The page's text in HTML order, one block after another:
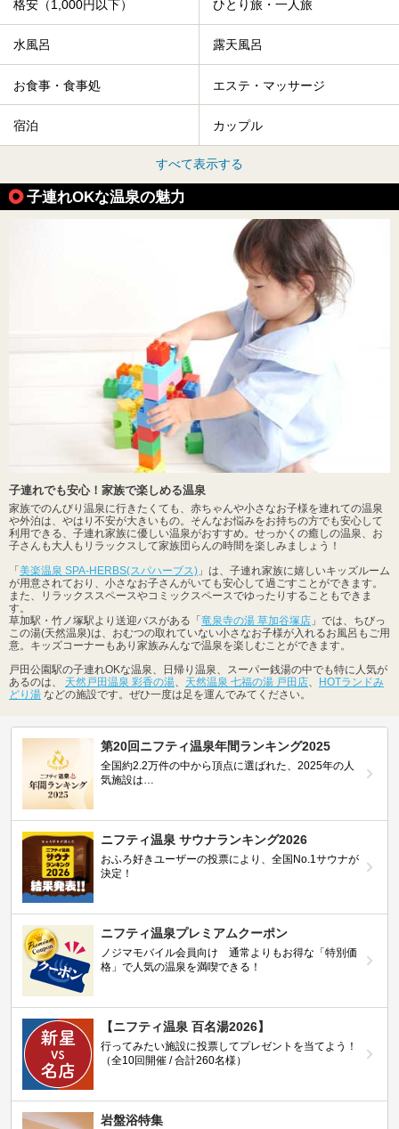
格安（1,000円以下） ひとり旅・一人旅
水風呂 露天風呂
お食事・食事処 エステ・マッサージ
宿泊 カップル
すべて表示する
子連れOKな温泉の魅力
子連れでも安心！家族で楽しめる温泉
家族でのんびり温泉に行きたくても、赤ちゃんや小さなお子様を連れての温泉
や外泊は、やはり不安が大きいもの。そんなお悩みをお持ちの方でも安心して
利用できる、子連れ家族に優しい温泉がおすすめ。せっかくの癒しの温泉、お
子さんも大人もリラックスして家族団らんの時間を楽しみましょう！
「美楽温泉 SPA-HERBS(スパハーブス) 」は、子連れ家族に嬉しいキッズルーム
が用意されており、小さなお子さんがいても安心して過ごすことができます。
また、リラックススペースやコミックスペースでゆったりすることもできま
す。
草加駅・竹ノ塚駅より送迎バスがある「竜泉寺の湯 草加谷塚店 」では、ちびっ
この湯(天然温泉)は、おむつの取れていない小さなお子様が入れるお風呂もご用
意。キッズコーナーもあり家族みんなで温泉を楽しむことができます。
戸田公園駅の子連れOKな温泉、日帰り温泉、スーパー銭湯の中でも特に人気が
あるのは、 天然戸田温泉 彩香の湯 天然温泉 七福の湯 戸田店
HOTランドみ
どり湯 などの施設です。ぜひ一度は足を運んでみてください。
第20回ニフティ温泉年間ランキング2025
全国約2.2万件の中から頂点に選ばれた、2025年の人
気施設は…
ニフティ温泉 サウナランキング2026
おふろ好きユーザーの投票により、全国No.1サウナが
決定！
ニフティ温泉プレミアムクーポン
ノジマモバイル会員向け 通常よりもお得な「特別価
格」で人気の温泉を満喫できる！
【ニフティ温泉 百名湯2026】
行ってみたい施設に投票してプレゼントを当てよう！
（全10回開催 / 合計260名様）
岩盤浴特集